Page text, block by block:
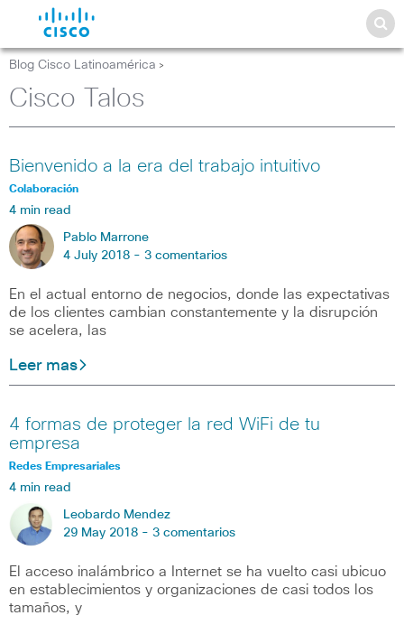
Blog Cisco Latinoamérica >
Cisco Talos
Bienvenido a la era del trabajo intuitivo
Colaboración
4 min read
Pablo Marrone
4 July 2018 - 3 comentarios
En el actual entorno de negocios, donde las expectativas
de los clientes cambian constantemente y la disrupción
se acelera, las
Leer mas
4 formas de proteger la red WiFi de tu
empresa
Redes Empresariales
4 min read
Leobardo Mendez
29 May 2018 - 3 comentarios
El acceso inalámbrico a Internet se ha vuelto casi ubicuo
en establecimientos y organizaciones de casi todos los
tamaños, y